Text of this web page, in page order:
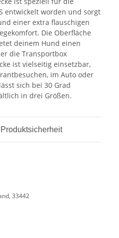
entwickelt worden und sorgt
einer extra flauschigen
Die Oberfläche
deinem Hund einen
die Transportbox
ist vielseitig einsetzbar,
im Auto oder
sich bei 30 Grad
in drei Größen.
33442